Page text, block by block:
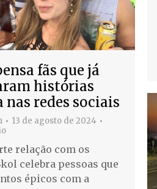
fãs que já
histórias
nas redes sociais
13 de agosto de 2024
relação com os
celebra pessoas que
épicos com a